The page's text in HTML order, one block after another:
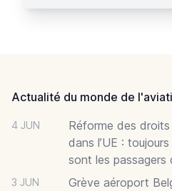
Actualité du monde de
4 JUN
Réforme des
dans l’UE :
sont les passagers
3 JUN
Grève aéroport